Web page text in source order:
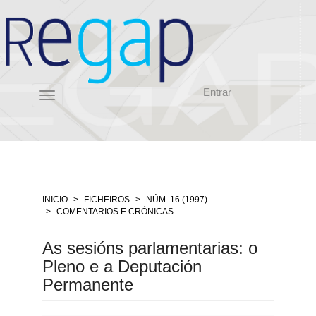
rápido
contido
da
Navegación
principal
Entrar
Toggle
navigation
INICIO FICHEIROS
NÚM. 16 (1997)
COMENTARIOS E CRÓNICAS
As sesións parlamentarias: o
Pleno e a Deputación
Permanente